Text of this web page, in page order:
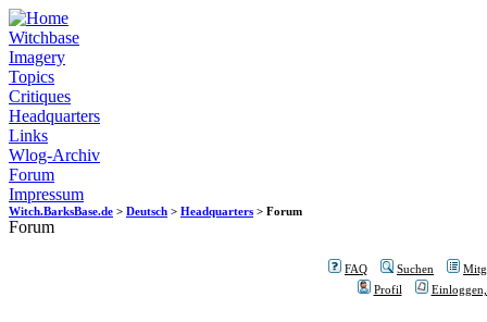
Witchbase
Imagery
Topics
Critiques
Headquarters
Links
Wlog-Archiv
Forum
Impressum
Witch.BarksBase.de > Deutsch > Headquarters > Forum
Forum
FAQ Suchen
Profil